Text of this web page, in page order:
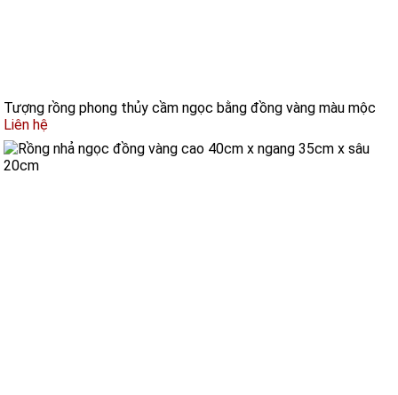
Tượng rồng phong thủy cầm ngọc bằng đồng vàng màu mộc
Liên hệ